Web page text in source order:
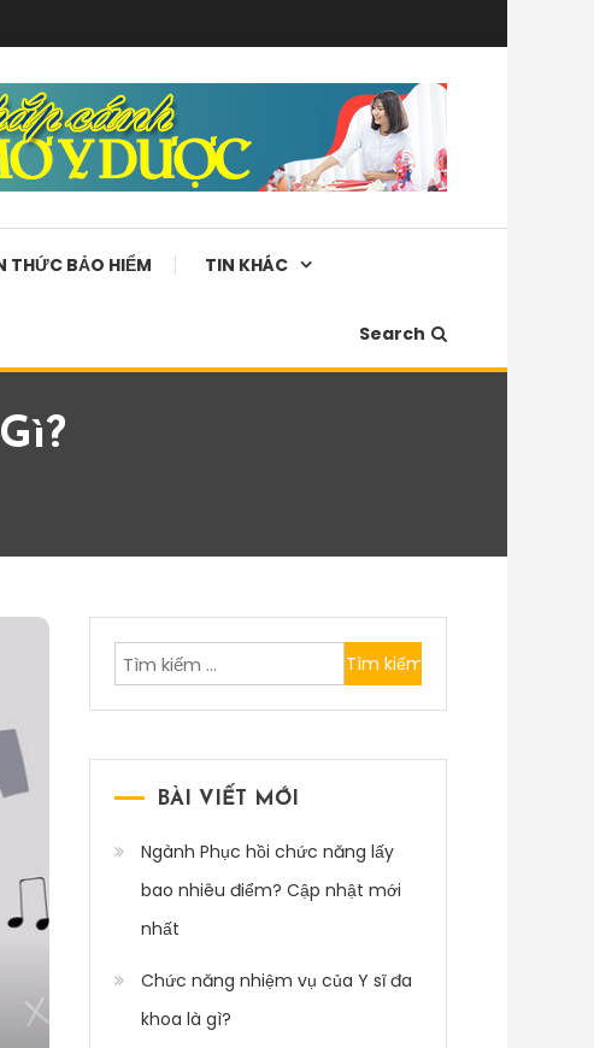
THỨC BẢO HIỂM TIN KHÁC
Search
Tìm
kiếm
BÀI VIẾT MỚI
Ngành Phục hồi chức năng lấy
bao nhiêu điểm? Cập nhật mới
nhất
Chức năng nhiệm vụ của Y sĩ đa
khoa là gì?